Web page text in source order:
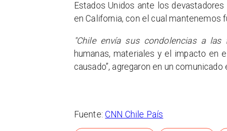
Estados Unidos ante los
en California, con el cual mantenemos
"Chile envía sus condolencias a
humanas, materiales y el impacto en
causado”, agregaron en un
Fuente:CNN Chile País